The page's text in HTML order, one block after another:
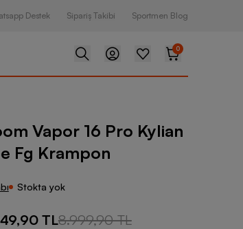
Destek Sipariş Takibi Sportmen Blog
0
Mbappe Fg Krampon
Vapor 16 Pro Kylian
Fg Krampon
Stokta yok
TL8.999,90 TL